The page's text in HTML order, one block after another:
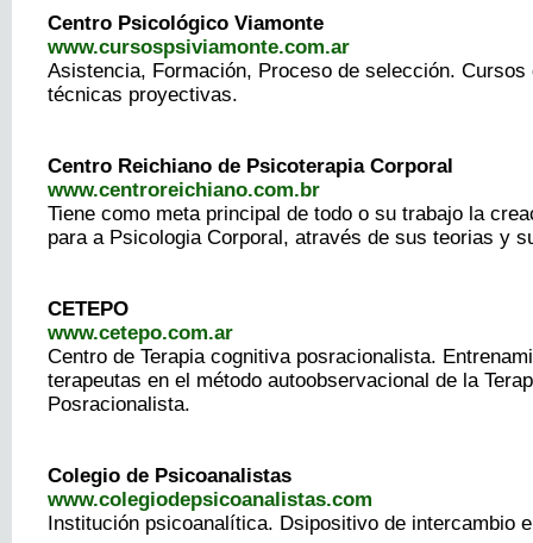
Centro Psicológico Viamonte
www.cursospsiviamonte.com.ar
Asistencia, Formación, Proceso de selección. Cursos
técnicas proyectivas.
Centro Reichiano de Psicoterapia Corporal
www.centroreichiano.com.br
Tiene como meta principal de todo o su trabajo la
para a Psicologia Corporal, através de sus teorias y
CETEPO
www.cetepo.com.ar
Centro de Terapia cognitiva posracionalista.
terapeutas en el método autoobservacional de la
Posracionalista.
Colegio de Psicoanalistas
www.colegiodepsicoanalistas.com
Institución psicoanalítica. Dsipositivo de intercambio